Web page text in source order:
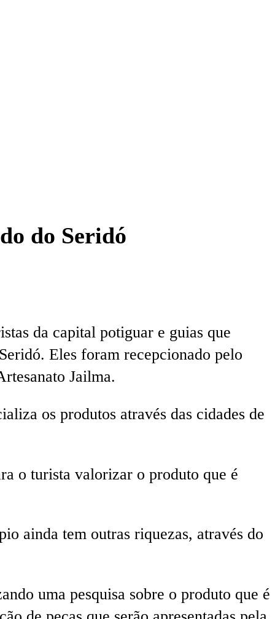
do Seridó
da capital potiguar e guias que
Eles foram recepcionado pelo
Jailma.
os produtos através das cidades de
o turista valorizar o produto que é
ainda tem outras riquezas, através do
uma pesquisa sobre o produto que é